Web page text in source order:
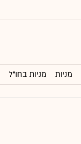
מניות מניות בחו"ל